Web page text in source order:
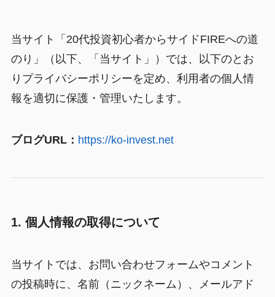
当サイト「20代投資初心者からサイドFIREへの道
のり」（以下、「当サイト」）では、以下のとお
りプライバシーポリシーを定め、利用者の個人情
報を適切に保護・管理いたします。
ブログURL： https://ko-invest.net
1. 個人情報の取得について
当サイトでは、お問い合わせフォームやコメント
の投稿時に、名前（ニックネーム）、メールアド